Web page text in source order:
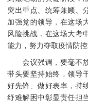
突出重点、统筹兼顾、
加强党的领导，在这场
风险挑战，在这场大考
能力，努力夺取疫情防
会议强调，要毫不放
带头要坚持始终，领导
好先锋、做好表率，持
纾难解困中彰显责任担